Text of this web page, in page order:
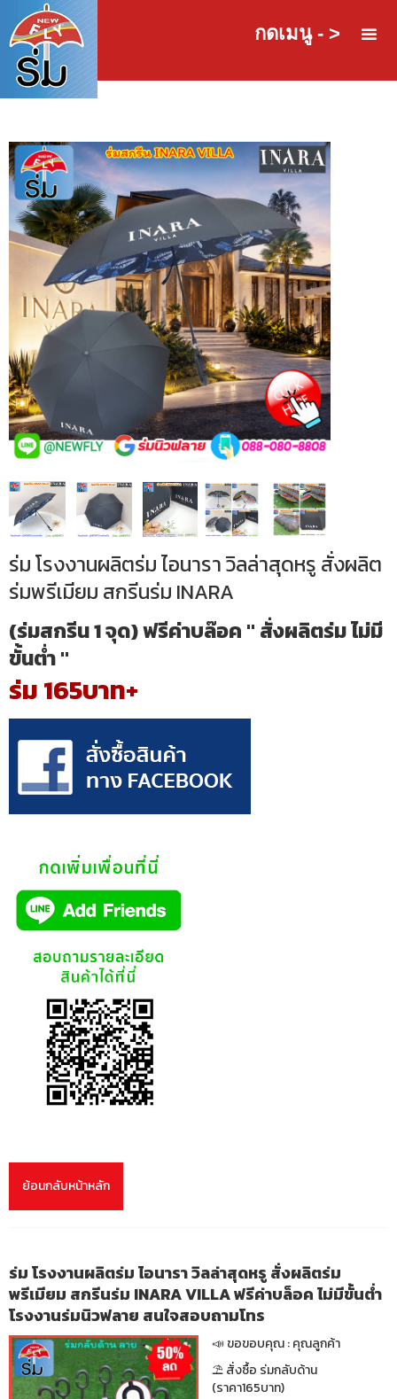
กดเมนู - >
ร่ม โรงงานผลิตร่ม ไอนารา วิลล่าสุดหรู สั่งผลิต
ร่มพรีเมียม สกรีนร่ม INARA
(ร่มสกรีน 1 จุด) ฟรีค่าบล๊อค " สั่งผลิตร่ม ไม่มี
ขั้นต่ำ "
ร่ม 165บาท+
ย้อนกลับหน้าหลัก
ร่ม โรงงานผลิตร่ม ไอนารา วิลล่าสุดหรู สั่งผลิตร่ม
พรีเมียม สกรีนร่ม INARA VILLA ฟรีค่าบล็อค ไม่มีขั้นต่ำ
โรงงานร่มนิวฟลาย สนใจสอบถามโทร
📣 ขอขอบคุณ : คุณลูกค้า
⛱ สั่งซื้อ ร่มกลับด้าน
(ราคา165บาท)